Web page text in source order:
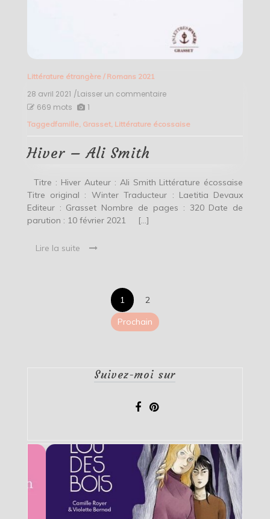
Littérature étrangère/ Romans 2021
28 avril 2021 /Laisser un commentaireon
Ali
669 mots 1
Taggedfamille, Grasset, Littérature écossaise
Hiver – Ali Smith
Titre : Hiver Auteur : Ali Smith Littérature écossaise
Titre original : Winter Traducteur : Laetitia Devaux
Editeur : Grasset Nombre de pages : 320 Date de
parution : 10 février 2021 […]
Lire la suite
Pagination
des
1
2
Prochain
Suivez-moi sur